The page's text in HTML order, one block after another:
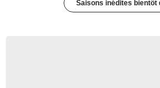
Saisons inédites bientôt